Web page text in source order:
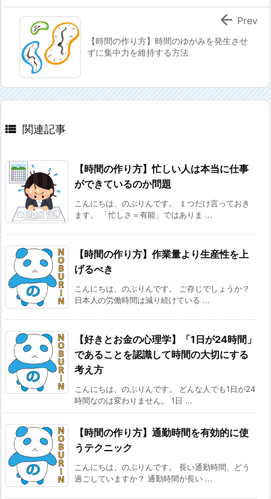
【時間の作り方】時間のゆがみを発生させ
ずに集中力を維持する方法
 Prev
 関連記事
【時間の作り方】忙しい人は本当に仕事
ができているのか問題
こんにちは、のぶりんです。 １つだけ言っておき
ます。 「忙しさ＝有能」ではありま ...
【時間の作り方】作業量より生産性を上
げるべき
こんにちは、のぶりんです。 ご存じでしょうか？
日本人の労働時間は減り続けている ...
【好きとお金の心理学】「1日が24時間」
であることを認識して時間の大切にする
考え方
こんにちは、のぶりんです。 どんな人でも1日が24
時間なのは変わりません。 1日 ...
【時間の作り方】通勤時間を有効的に使
うテクニック
こんにちは、のぶりんです。 長い通勤時間、どう
過ごしていますか？ 通勤時間が長い ...